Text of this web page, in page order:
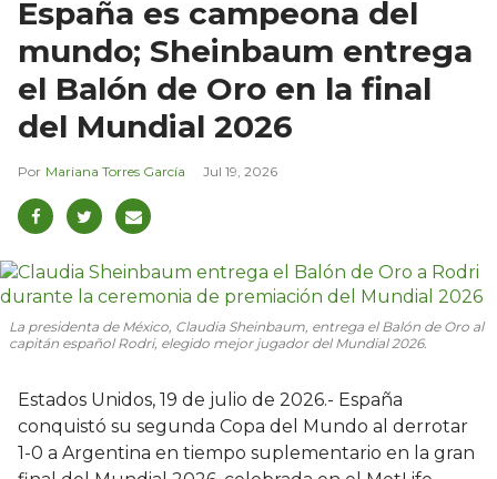
España es campeona del
mundo; Sheinbaum entrega
el Balón de Oro en la final
del Mundial 2026
Mariana Torres García Jul 19, 2026
La presidenta de México, Claudia Sheinbaum, entrega el Balón de Oro al
capitán español Rodri, elegido mejor jugador del Mundial 2026.
Estados Unidos, 19 de julio de 2026.- España
conquistó su segunda Copa del Mundo al derrotar
1-0 a Argentina en tiempo suplementario en la gran